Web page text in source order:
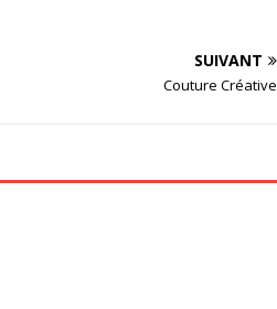
SUIVANT
Couture Créative